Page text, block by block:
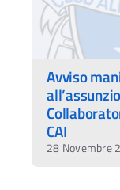
Avviso
CAI
28 Novembre